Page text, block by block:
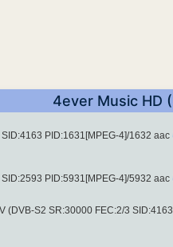
4ever Music HD
PID:1631[MPEG-4]/1632 aac
PID:5931[MPEG-4]/5932 aac
(DVB-S2 SR:30000 FEC:2/3